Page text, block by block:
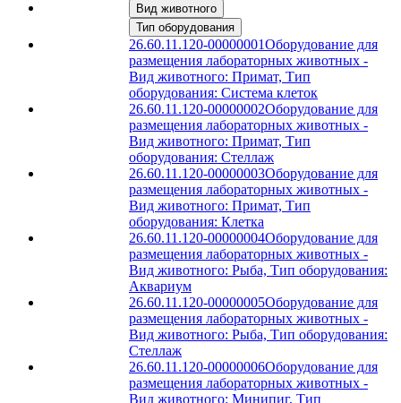
Вид животного
Тип оборудования
26.60.11.120-00000001Оборудование для
размещения лабораторных животных -
Вид животного: Примат, Тип
оборудования: Система клеток
26.60.11.120-00000002Оборудование для
размещения лабораторных животных -
Вид животного: Примат, Тип
оборудования: Стеллаж
26.60.11.120-00000003Оборудование для
размещения лабораторных животных -
Вид животного: Примат, Тип
оборудования: Клетка
26.60.11.120-00000004Оборудование для
размещения лабораторных животных -
Вид животного: Рыба, Тип оборудования:
Аквариум
26.60.11.120-00000005Оборудование для
размещения лабораторных животных -
Вид животного: Рыба, Тип оборудования:
Стеллаж
26.60.11.120-00000006Оборудование для
размещения лабораторных животных -
Вид животного: Минипиг, Тип